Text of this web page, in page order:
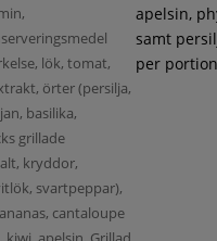
lök, tomat,
örter (persilja,
basilika,
grillade
kryddor,
svartpeppar),
cantaloupe
apelsin,
samt
per